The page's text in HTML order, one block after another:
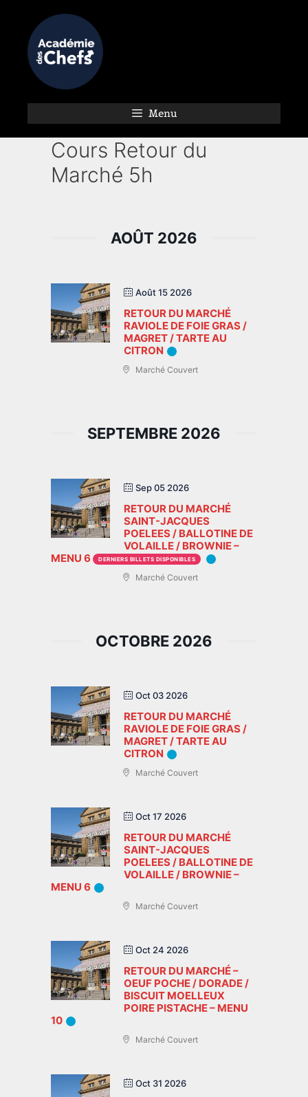
Menu
Cours Retour du
Marché 5h
AOÛT 2026
Août 15 2026
RETOUR DU MARCHÉ
RAVIOLE DE FOIE GRAS /
MAGRET / TARTE AU
CITRON
Marché Couvert
SEPTEMBRE 2026
Sep 05 2026
RETOUR DU MARCHÉ
SAINT-JACQUES
POELEES / BALLOTINE DE
VOLAILLE / BROWNIE –
MENU 6
DERNIERS BILLETS DISPONIBLES
Marché Couvert
OCTOBRE 2026
Oct 03 2026
RETOUR DU MARCHÉ
RAVIOLE DE FOIE GRAS /
MAGRET / TARTE AU
CITRON
Marché Couvert
Oct 17 2026
RETOUR DU MARCHÉ
SAINT-JACQUES
POELEES / BALLOTINE DE
VOLAILLE / BROWNIE –
MENU 6
Marché Couvert
Oct 24 2026
RETOUR DU MARCHÉ –
OEUF POCHE / DORADE /
BISCUIT MOELLEUX
POIRE PISTACHE – MENU
10
Marché Couvert
Oct 31 2026